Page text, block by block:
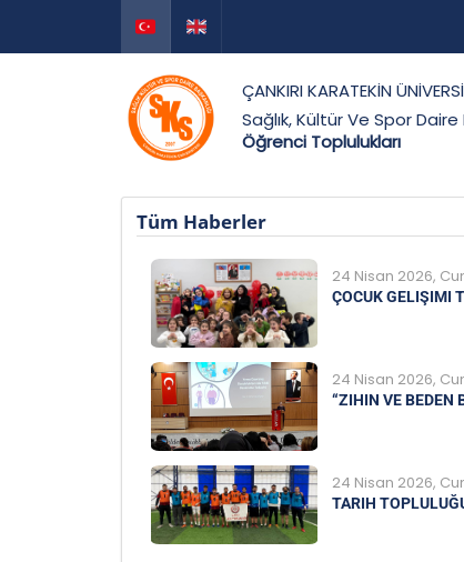
ÇANKIRI KARATEKİN
Sağlık, Kültür Ve Spor Daire
Öğrenci Toplulukları
Tüm Haberler
24 Nisan 2026,
ÇOCUK GELIŞIMI
24 Nisan 2026,
“ZIHIN VE BEDEN
24 Nisan 2026,
TARIH